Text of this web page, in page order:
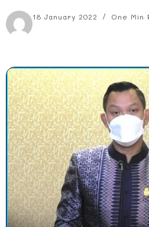
18 January 2022 One Min